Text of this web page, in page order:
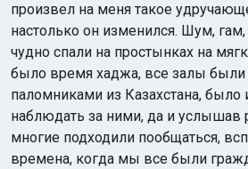
произвел на меня такое
настолько он изменился. Шум,
чудно спали на простынках на
было время хаджа, все залы были
паломниками из Казахстана, было
наблюдать за ними, да и услышав
многие подходили пообщаться,
времена, когда мы все были